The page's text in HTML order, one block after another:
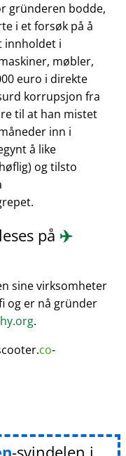
gründeren bodde,
i et forsøk på å
innholdet i
møbler,
euro i direkte
korrupsjon fra
til at han mistet
inn i
å like
og tilsto
på ✈️
sine virksomheter
og er nå gründer
.
co-